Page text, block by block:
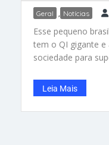
Geral , Notícias
Esse pequeno
tem o QI gigante e
sociedade para
Medeiros Versuti
litoral de São
ler, escrever e
Leia Mais